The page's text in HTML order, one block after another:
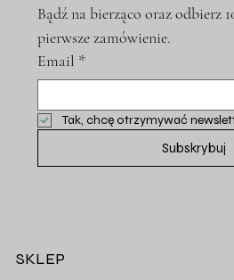
Bądź na bierząco oraz odbierz
pierwsze zamówienie.
Email *
Tak, chcę otrzymywać
Subskrybuj
SKLEP